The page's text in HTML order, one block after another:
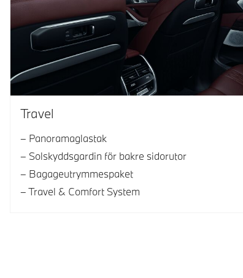
Travel
Panoramaglastak
Solskyddsgardin för bakre sidorutor
Bagageutrymmespaket
Travel & Comfort System